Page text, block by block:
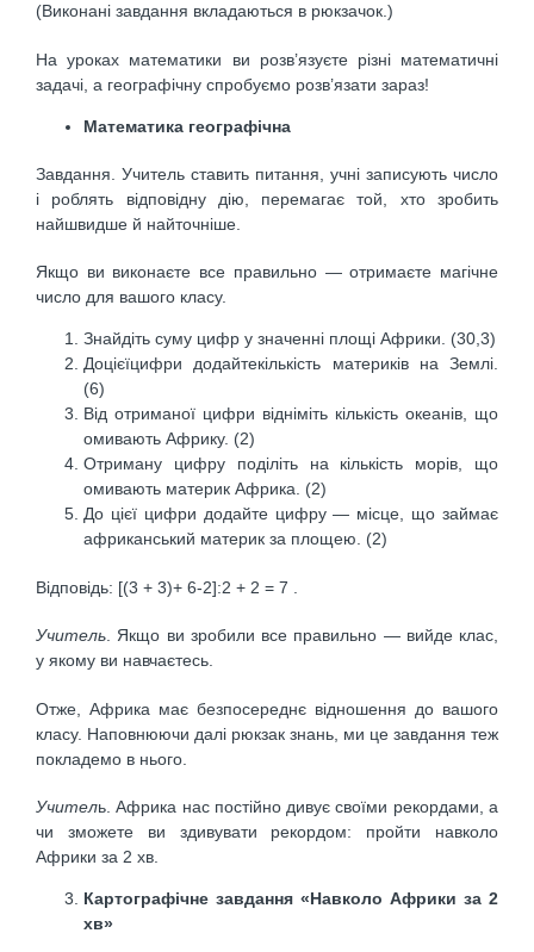
(Виконані завдання вкладаються в рюк­зачок.)
На уроках математики ви розв’язуєте різні математич­ні
задачі, а географічну спробуємо розв’язати зараз!
Математика географічна
Завдання. Учитель ставить питання, учні записують число
і роблять відповідну дію, перемагає той, хто зро­бить
найшвидше й найточніше.
Якщо ви виконаєте все правильно — отримаєте магіч­не
число для вашого класу.
Знайдіть суму цифр у значенні площі Африки. (30,3)
Доцієїцифри додайтекількість материків на Землі.
(6)
Від отриманої цифри відніміть кількість океанів, що
омивають Африку. (2)
Отриману цифру поділіть на кількість морів, що
омивають материк Африка. (2)
До цієї цифри додайте цифру — місце, що займає
африканський материк за площею. (2)
Відповідь: [(3 + 3)+ 6-2]:2 + 2 = 7 .
Учитель . Якщо ви зробили все правильно — вийде клас,
у якому ви навчаєтесь.
Отже, Африка має безпосереднє відношення до вашо­го
класу. Наповнюючи далі рюкзак знань, ми це зав­дання теж
покладемо в нього.
Учитель. Африка нас постійно дивує своїми рекор­дами, а
чи зможете ви здивувати рекордом: пройти на­вколо
Африки за 2 хв.
Картографічне завдання «Навколо Африки за 2
хв»